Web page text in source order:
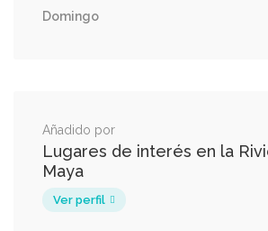
Domingo
Añadido por
Lugares de interés en la
Maya
Ver perfil